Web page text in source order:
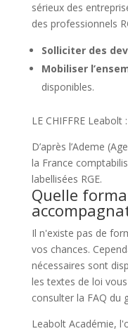
sérieux des
des professionnels
Solliciter des
Mobiliser
disponibles.
LE CHIFFRE Leabolt :
D’après l’Ademe
la France
labellisées RGE.
Quelle
Il n'existe pas de
vos chances.
nécessaires sont
les textes de loi
consulter la FAQ du
Leabolt Académie,